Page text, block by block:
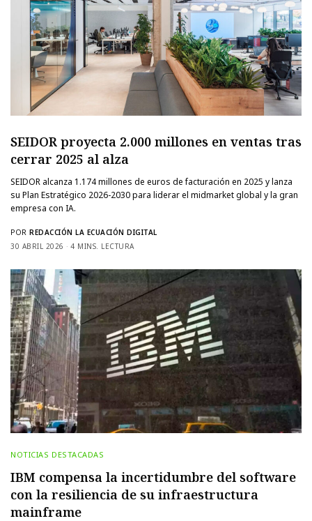
SEIDOR proyecta 2.000 millones en ventas tras
cerrar 2025 al alza
SEIDOR alcanza 1.174 millones de euros de facturación en 2025 y lanza
su Plan Estratégico 2026-2030 para liderar el midmarket global y la gran
empresa con IA.
POR REDACCIÓN LA ECUACIÓN DIGITAL
30 ABRIL 2026
4 MINS. LECTURA
NOTICIAS DESTACADAS
IBM compensa la incertidumbre del software
con la resiliencia de su infraestructura
mainframe